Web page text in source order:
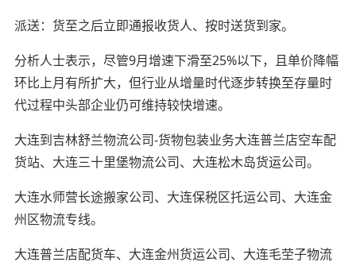
派送：货至之后立即通报收货人、按时送货到家。
分析人士表示，尽管9月增速下滑至25%以下，且单价降幅
环比上月有所扩大，但行业从增量时代逐步转换至存量时
代过程中头部企业仍可维持较快增速。
大连到吉林舒兰物流公司-货物包装业务大连普兰店空车配
货站、大连三十里堡物流公司、大连松木岛货运公司。
大连水师营长途搬家公司、大连保税区托运公司、大连金
州区物流专线。
大连普兰店配货车、大连金州货运公司、大连毛茔子物流